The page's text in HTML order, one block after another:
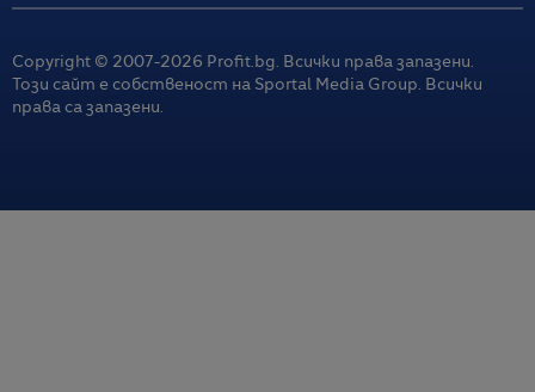
Copyright © 2007-2026 Profit.bg. Всички права запазени.
Този сайт е собственост на Sportal Media Group. Всички
права са запазени.